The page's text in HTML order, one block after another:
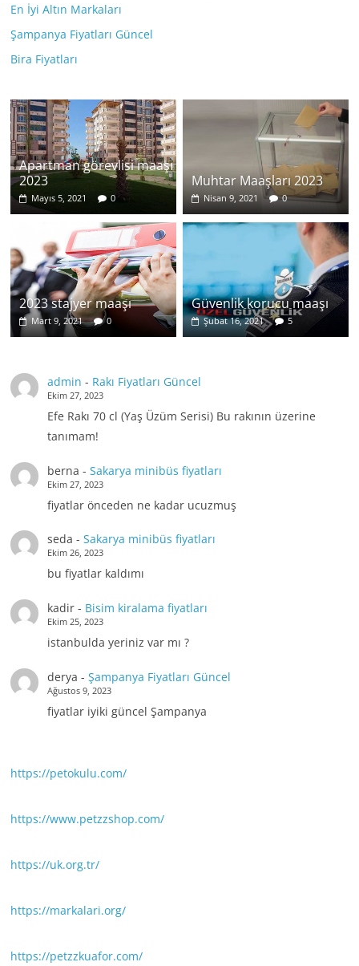
En İyi Altın Markaları
Şampanya Fiyatları Güncel
Bira Fiyatları
Apartman görevlisi maaşı
2023
Mayıs 5, 2021 0
Muhtar Maaşları 2023
Nisan 9, 2021 0
2023 stajyer maaşı
Mart 9, 2021 0
Güvenlik korucu maaşı
Şubat 16, 2021 5
admin - Rakı Fiyatları Güncel
Ekim 27, 2023
Efe Rakı 70 cl (Yaş Üzüm Serisi) Bu rakının üzerine
tanımam!
berna - Sakarya minibüs fiyatları
Ekim 27, 2023
fiyatlar önceden ne kadar ucuzmuş
seda - Sakarya minibüs fiyatları
Ekim 26, 2023
bu fiyatlar kaldımı
kadir- Bisim kiralama fiyatları
Ekim 25, 2023
istanbulda yeriniz var mı ?
derya - Şampanya Fiyatları Güncel
Ağustos 9, 2023
fiyatlar iyiki güncel Şampanya
https://petokulu.com/
https://www.petzzshop.com/
https://uk.org.tr/
https://markalari.org/
https://petzzkuafor.com/